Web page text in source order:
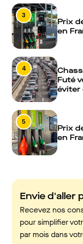
3
Prix
en
4
Futé
éviter
5
Prix
en
Envie d'aller
Recevez nos
pour simplifier
par mois dans